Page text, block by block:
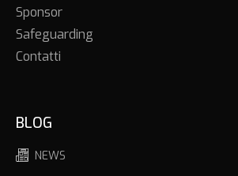
Sponsor
Safeguarding
Contatti
BLOG
NEWS